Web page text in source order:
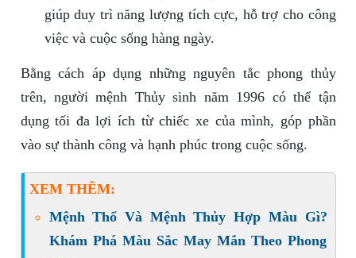
giúp duy trì năng lượng tích cực, hỗ trợ cho công
việc và cuộc sống hàng ngày.
Bằng cách áp dụng những nguyên tắc phong thủy
trên, người mệnh Thủy sinh năm 1996 có thể tận
dụng tối đa lợi ích từ chiếc xe của mình, góp phần
vào sự thành công và hạnh phúc trong cuộc sống.
XEM THÊM:
Mệnh Thổ Và Mệnh Thủy Hợp Màu Gì?
Khám Phá Màu Sắc May Mắn Theo Phong